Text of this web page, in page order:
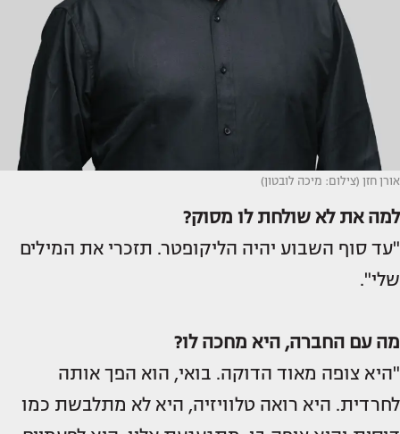
אורן חזן (צילום: מיכה לובטון)
למה את לא שולחת לו מסוק?
"עד סוף השבוע יהיה הליקופטר. תזכרי את המילים
שלי".
מה עם החברה, היא מחכה לו?
"היא צופה מאוד הדוקה. בואי, הוא הפך אותה
לחרדית. היא רואה טלוויזיה, היא לא מתלבשת כמו